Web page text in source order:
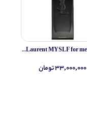
Yves Saint Laurent MYSLF for men EDP
۳۳,۰۰۰,۰۰۰ تومان